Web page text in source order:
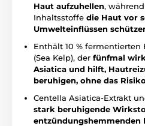
Haut aufzuhellen,
Inhaltsstoffe die Haut vor
Umwelteinflüssen
Enthält 10 % fermentierten
(Sea Kelp), der fünfmal
Asiatica und hilft,
beruhigen, ohne das
Centella Asiatica-Extrakt
stark beruhigende
entzündungshemmenden